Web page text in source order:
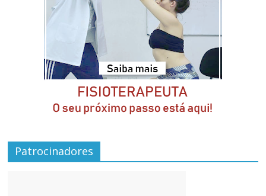
Patrocinadores